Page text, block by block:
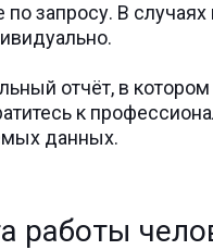
запросу. В
отчёт, в
к
данных.
работы